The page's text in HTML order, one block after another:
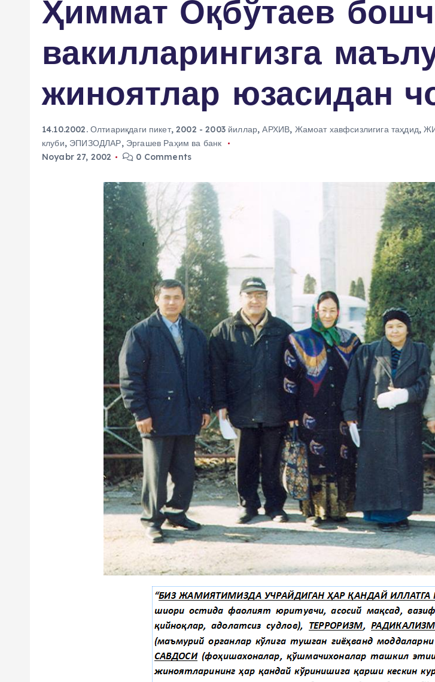
Ҳиммат Оқбўтаев
вакилларингизга
жиноятлар юзасидан
14.10.2002. Олтиариқдаги пикет,2002 - 2003 йиллар,АРХИВ, Жамоат хавфсизлигига таҳдид,
клуби, ЭПИЗОДЛАР, Эргашев Раҳим ва банк
Noyabr 27, 2002
0 Comments